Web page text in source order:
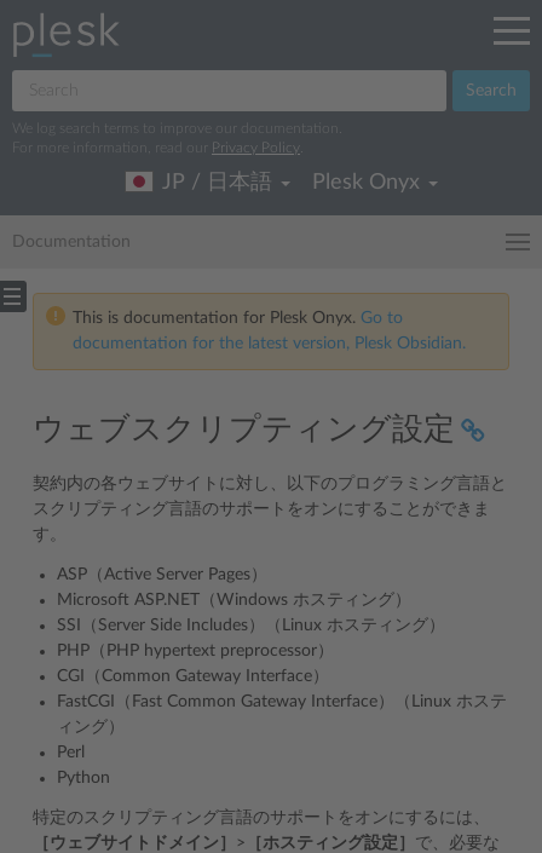
Search
We log search terms to improve our documentation.
For more information, read our
Privacy Policy
JP / 日本語 Plesk Onyx
Documentation
This is documentation for Plesk Onyx. Go to
documentation for the latest version, Plesk Obsidian.
ウェブスクリプティング設定
契約内の各ウェブサイトに対し、以下のプログラミング言語と
スクリプティング言語のサポートをオンにすることができま
す。
ASP（Active Server Pages）
Microsoft ASP.NET（Windows ホスティング）
SSI（Server Side Includes）（Linux ホスティング）
PHP（PHP hypertext preprocessor）
CGI（Common Gateway Interface）
FastCGI（Fast Common Gateway Interface）（Linux ホステ
ィング）
Perl
Python
特定のスクリプティング言語のサポートをオンにするには、
［ウェブサイトドメイン］ > ［ホスティング設定］ で、必要な